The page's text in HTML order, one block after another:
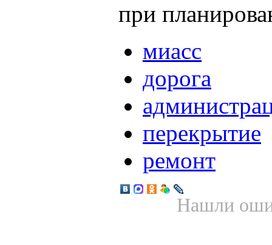
при
миасс
дорога
перекрытие
ремонт
Нашли